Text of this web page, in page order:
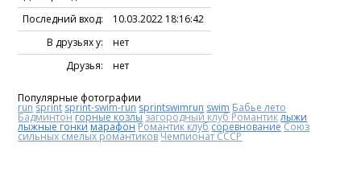
Последний вход:
10.03.2022 18:16:42
В друзьях у:
нет
Друзья:
нет
Популярные фотографии
run sprint sprint-swim-run sprintswimrun swim Бабье лето
Бадминтонгорные козлы загородный клуб Романтиклыжи
лыжные гонки марафонРомантик клубсоревнованиеСоюз
сильных смелых романтиковЧемпионат СССР